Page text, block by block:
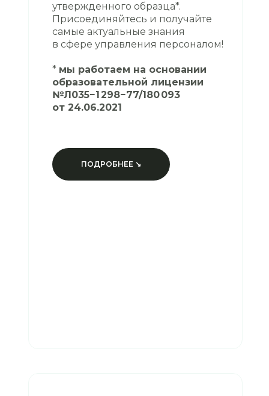
ПОДРОБНЕЕ ↘
утвержденного образца*.
Присоединяйтесь и получайте
самые актуальные знания
в сфере управления персоналом!
* мы работаем на основании
образовательной лицензии
№Л035−1 298−77/180 093
от 24.06.2021